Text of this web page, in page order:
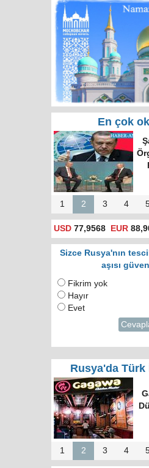
En çok
Rusya'da hatalı celp
için itiraz e-devlet
(gosuslugi)
üzerinden
yapılacak!
1 2 3 4
USD 77,9568 EUR
Sizce Rusya'nın
aşısı
Fikrim yok
Hayır
Evet
Rusya'da Türk
Türk Dünyasında
Tek Bilgi Alanı
Hedefi: Bişkek
Zirvesi ve Yeni
İnsiyatifler
1 2 3 4